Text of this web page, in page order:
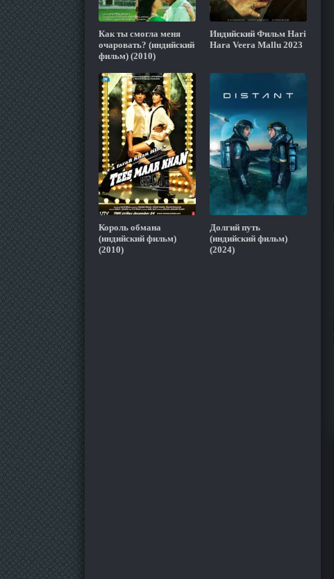
Как ты смогла меня
очаровать? (индийский
фильм) (2010)
Индийский Фильм Hari
Hara Veera Mallu 2023
Король обмана
(индийский фильм)
(2010)
Долгий путь
(индийский фильм)
(2024)